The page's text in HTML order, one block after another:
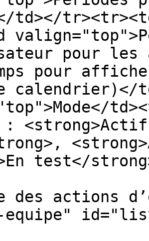
td></
pour les
pour
calendrier)</
:
test</
des actions
equipe"